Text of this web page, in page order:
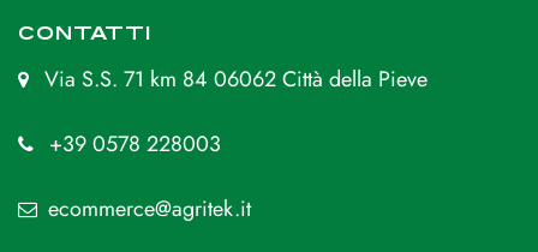
CONTATTI
Via S.S. 71 km 84 06062 Città della Pieve
+39 0578 228003
ecommerce@agritek.it